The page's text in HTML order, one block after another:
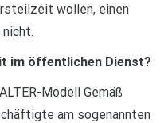
wollen, einen
im öffentlichen Dienst?
Modell Gemäß
am sogenannten